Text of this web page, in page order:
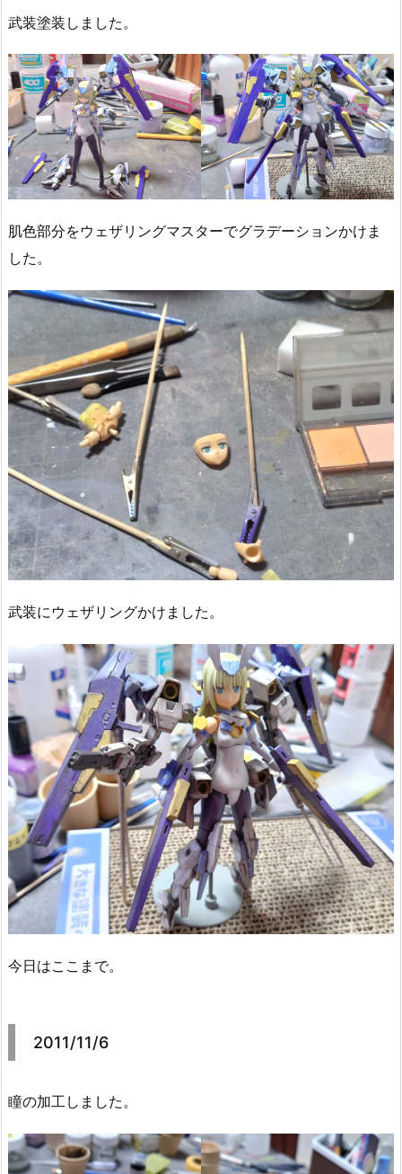
武装塗装しました。
肌色部分をウェザリングマスターでグラデーションかけま
した。
武装にウェザリングかけました。
今日はここまで。
2011/11/6
瞳の加工しました。